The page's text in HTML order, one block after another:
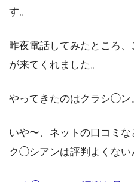
す。
昨夜電話してみたところ
が来てくれました。
やってきたのはクラシ◯ン
いや〜、ネットの口コミな
ク◯シアンは評判よくない